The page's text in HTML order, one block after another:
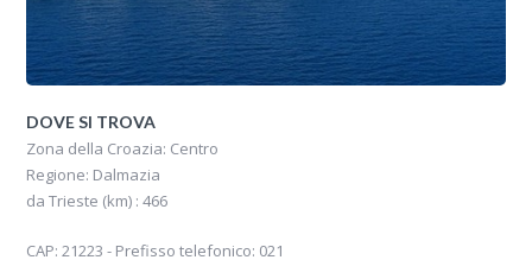
DOVE SI TROVA
Zona della Croazia: Centro
Regione: Dalmazia
da Trieste (km) : 466
CAP: 21223 - Prefisso telefonico: 021